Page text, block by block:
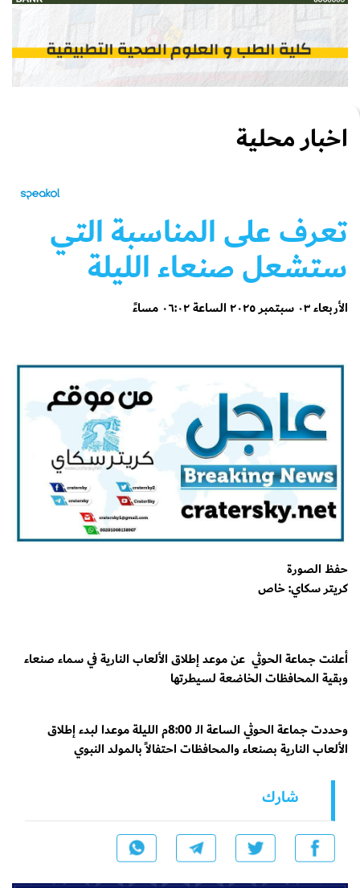
اخبار محلية
تعرف على المناسبة التي
ستشعل صنعاء الليلة
الأربعاء ٠٣ سبتمبر ٢٠٢٥ الساعة ٠٦:٠٢ مساءً
حفظ الصورة
كريتر سكاي: خاص
أعلنت جماعة الحوثي عن موعد إطلاق الألعاب النارية في سماء صنعاء
وبقية المحافظات الخاضعة لسيطرتها
وحددت جماعة الحوثي الساعة الـ 8:00م الليلة موعدا لبدء إطلاق
الألعاب النارية بصنعاء والمحافظات احتفالاً بالمولد النبوي
شارك